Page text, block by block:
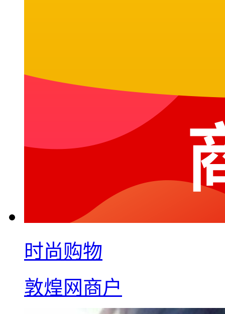
时尚购物
敦煌网商户